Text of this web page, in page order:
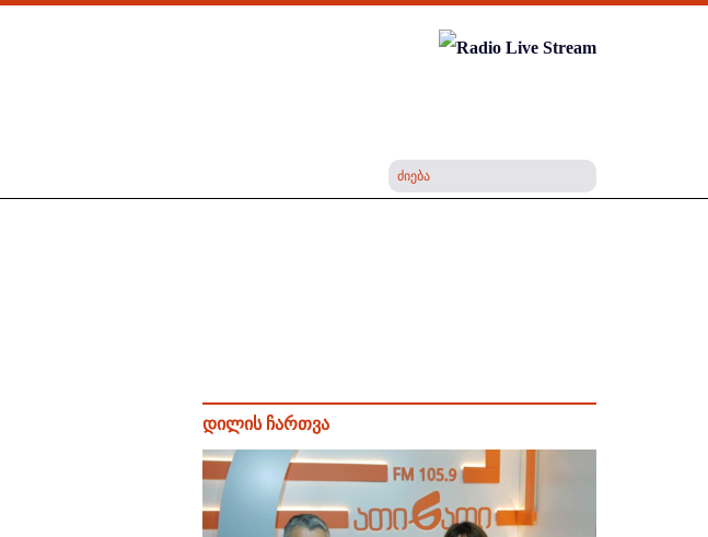
დილის ჩართვა